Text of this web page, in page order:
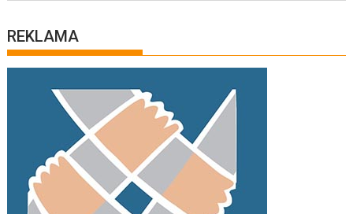
REKLAMA